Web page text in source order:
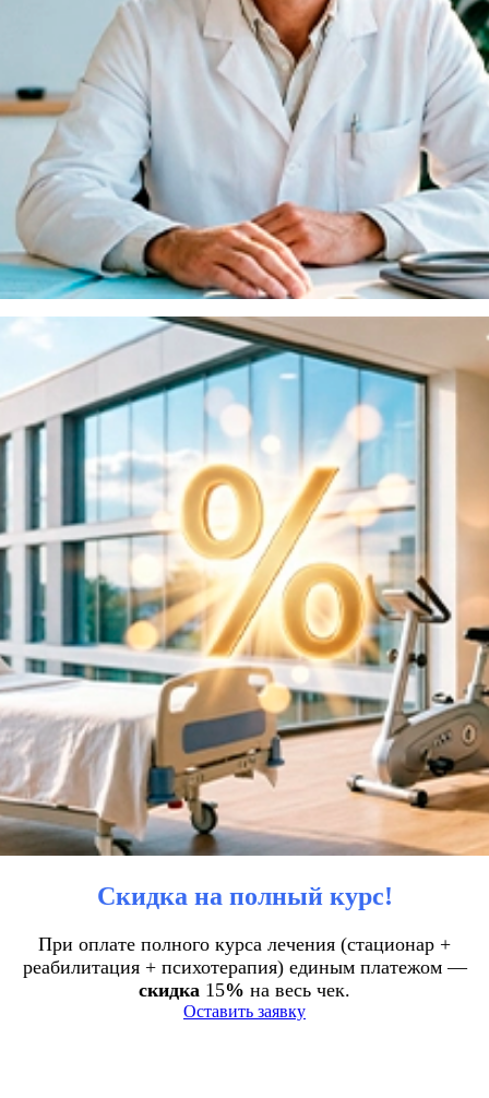
Скидка на консультацию у нас!
Если вы обращались в другую клинику, но не
довольны результатом, приносите их выписку и
получаете
скидку 10% на первичную консультацию
и диагностикуу нашего главного врача.
Оставить заявку
Скидка на полный курс!
При оплате полного курса лечения (стационар +
реабилитация + психотерапия) единым платежом —
скидка 15% на весь чек.
Оставить заявку